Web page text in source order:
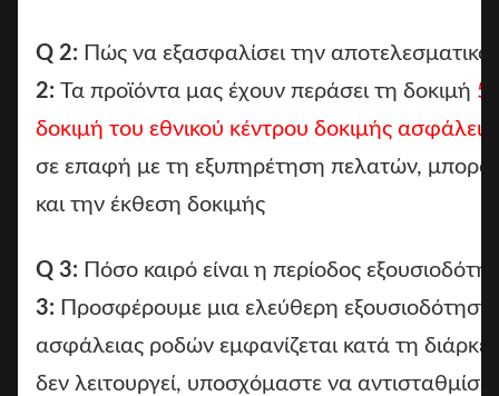
Q 2: Πώς να εξασφαλίσει την
2: Τα προϊόντα μας έχουν περάσει τη δοκιμή 5
δοκιμή του εθνικού κέντρου δοκιμής
σε επαφή με τη εξυπηρέτηση πελατών,
και την έκθεση δοκιμής
Q 3: Πόσο καιρό είναι η περίοδος
3: Προσφέρουμε μια ελεύθερη εξουσιοδότηση
ασφάλειας ροδών εμφανίζεται κατά τη
δεν λειτουργεί, υποσχόμαστε να